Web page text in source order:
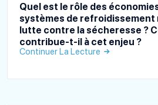
Quel est le rôle des
systèmes de refroidissement
lutte contre la sécheresse ?
contribue-t-il à cet enjeu ?
Continuer La Lecture